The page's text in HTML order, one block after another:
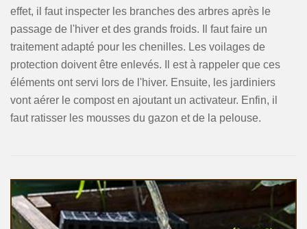
effet, il faut inspecter les branches des arbres après le
passage de l'hiver et des grands froids. Il faut faire un
traitement adapté pour les chenilles. Les voilages de
protection doivent être enlevés. Il est à rappeler que ces
éléments ont servi lors de l'hiver. Ensuite, les jardiniers
vont aérer le compost en ajoutant un activateur. Enfin, il
faut ratisser les mousses du gazon et de la pelouse.